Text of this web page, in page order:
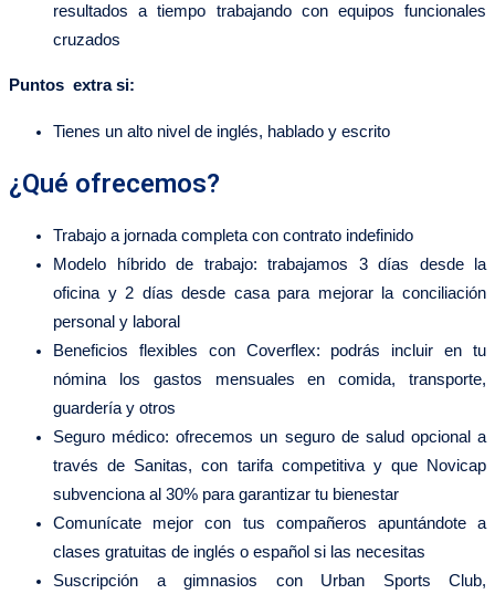
resultados a tiempo trabajando con equipos funcionales
cruzados
Puntos extra si:
Tienes un alto nivel de inglés, hablado y escrito
¿Qué ofrecemos?
Trabajo a jornada completa con contrato indefinido
Modelo híbrido de trabajo: trabajamos 3 días desde la
oficina y 2 días desde casa para mejorar la conciliación
personal y laboral
Beneficios flexibles con Coverflex: podrás incluir en tu
nómina los gastos mensuales en comida, transporte,
guardería y otros
Seguro médico: ofrecemos un seguro de salud opcional a
través de Sanitas, con tarifa competitiva y que Novicap
subvenciona al 30% para garantizar tu bienestar
Comunícate mejor con tus compañeros apuntándote a
clases gratuitas de inglés o español si las necesitas
Suscripción a gimnasios con Urban Sports Club,